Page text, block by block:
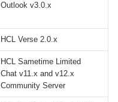
Outlook v3.0.x
HCL Verse 2.0.x
HCL Sametime Limited
Chat v11.x and v12.x
Community Server